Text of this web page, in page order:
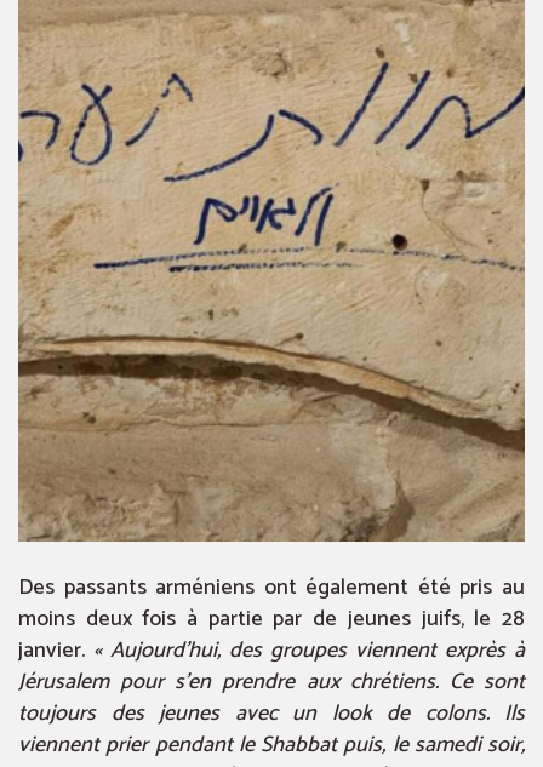
Des passants arméniens ont également été pris au
moins deux fois à partie par de jeunes juifs, le 28
janvier. « Aujourd’hui, des groupes viennent exprès à
Jérusalem pour s’en prendre aux chrétiens. Ce sont
toujours des jeunes avec un look de colons. Ils
viennent prier pendant le Shabbat puis, le samedi soir,